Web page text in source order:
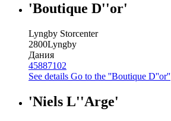
'Boutique D''or'
Lyngby Storcenter
2800Lyngby
Дания
45887102
See details Go to the ''Boutique D''or''
'Niels L''Arge'